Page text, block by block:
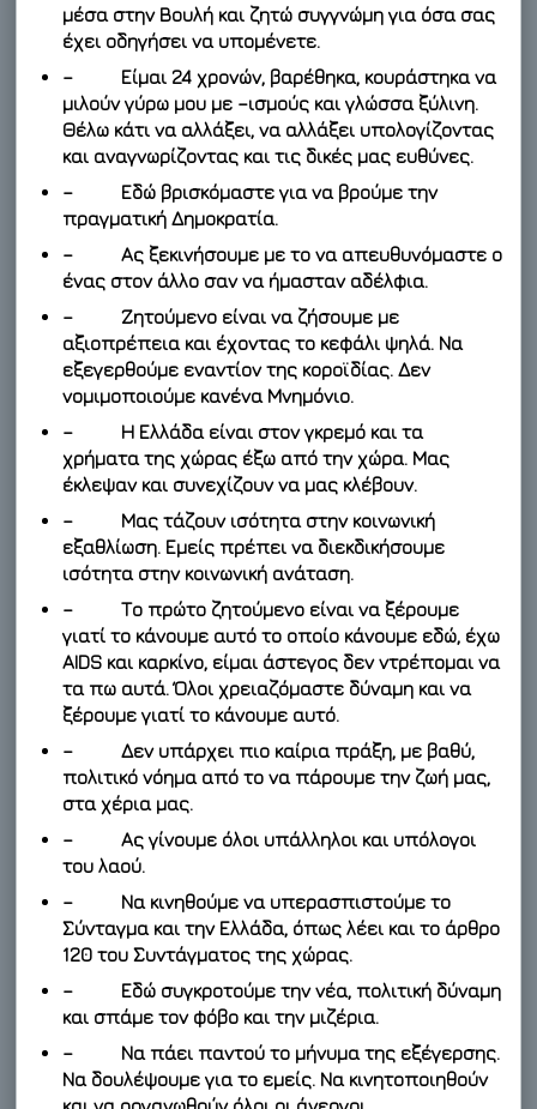
μέσα στην Βουλή και ζητώ συγγνώμη για όσα σας
έχει οδηγήσει να υπομένετε.
– Είμαι 24 χρονών, βαρέθηκα, κουράστηκα να
μιλούν γύρω μου με –ισμούς και γλώσσα ξύλινη.
Θέλω κάτι να αλλάξει, να αλλάξει υπολογίζοντας
και αναγνωρίζοντας και τις δικές μας ευθύνες.
– Εδώ βρισκόμαστε για να βρούμε την
πραγματική Δημοκρατία.
– Ας ξεκινήσουμε με το να απευθυνόμαστε ο
ένας στον άλλο σαν να ήμασταν αδέλφια.
– Ζητούμενο είναι να ζήσουμε με
αξιοπρέπεια και έχοντας το κεφάλι ψηλά. Να
εξεγερθούμε εναντίον της κοροϊδίας. Δεν
νομιμοποιούμε κανένα Μνημόνιο.
– Η Ελλάδα είναι στον γκρεμό και τα
χρήματα της χώρας έξω από την χώρα. Μας
έκλεψαν και συνεχίζουν να μας κλέβουν.
– Μας τάζουν ισότητα στην κοινωνική
εξαθλίωση. Εμείς πρέπει να διεκδικήσουμε
ισότητα στην κοινωνική ανάταση.
– Το πρώτο ζητούμενο είναι να ξέρουμε
γιατί το κάνουμε αυτό το οποίο κάνουμε εδώ, έχω
AIDS και καρκίνο, είμαι άστεγος δεν ντρέπομαι να
τα πω αυτά. Όλοι χρειαζόμαστε δύναμη και να
ξέρουμε γιατί το κάνουμε αυτό.
– Δεν υπάρχει πιο καίρια πράξη, με βαθύ,
πολιτικό νόημα από το να πάρουμε την ζωή μας,
στα χέρια μας.
– Ας γίνουμε όλοι υπάλληλοι και υπόλογοι
του λαού.
– Να κινηθούμε να υπερασπιστούμε το
Σύνταγμα και την Ελλάδα, όπως λέει και το άρθρο
120 του Συντάγματος της χώρας.
– Εδώ συγκροτούμε την νέα, πολιτική δύναμη
και σπάμε τον φόβο και την μιζέρια.
– Να πάει παντού το μήνυμα της εξέγερσης.
Να δουλέψουμε για το εμείς. Να κινητοποιηθούν